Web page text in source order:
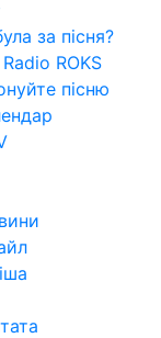
за пісня?
ROKS
пісню